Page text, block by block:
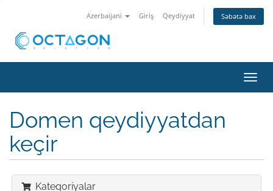
Azerbaijani Giriş Qeydiyyat Səbətə bax
keçid
Domen qeydiyyatdan
keçir
Kateqoriyalar